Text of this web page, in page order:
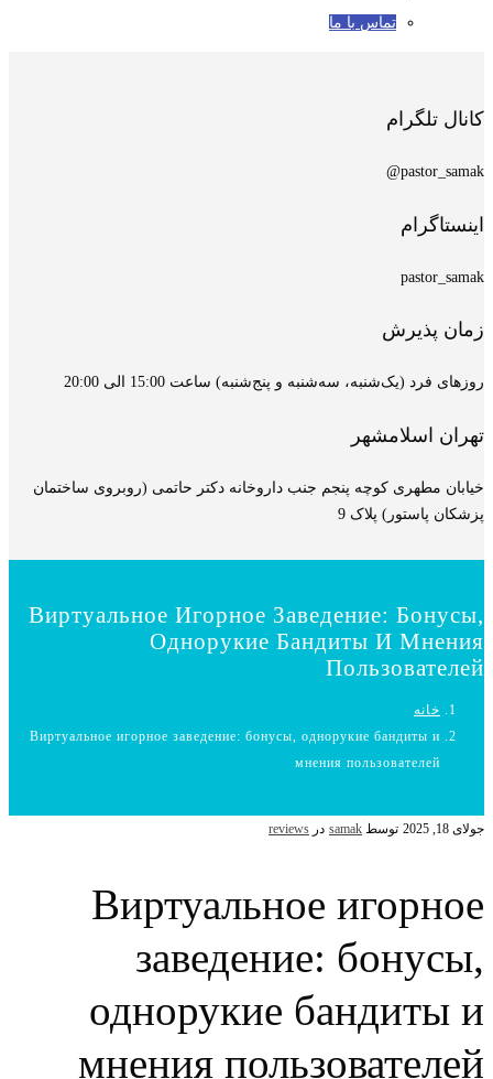
تماس با ما
کانال تلگرام
pastor_samak@
اینستاگرام
pastor_samak
زمان پذیرش
روزهای فرد (یک‌شنبه، سه‌شنبه و پنج‌شنبه) ساعت 15:00 الی 20:00
تهران اسلامشهر
خیابان مطهری کوچه پنجم جنب داروخانه دکتر حاتمی (روبروی ساختمان
پزشکان پاستور) پلاک 9
Виртуальное Игорное Заведение: Бонусы,
Однорукие Бандиты И Мнения
Пользователей
خانه
Виртуальное игорное заведение: бонусы, однорукие бандиты и
мнения пользователей
جولای 18, 2025 توسط samak در reviews
Виртуальное игорное
заведение: бонусы,
однорукие бандиты и
мнения пользователей